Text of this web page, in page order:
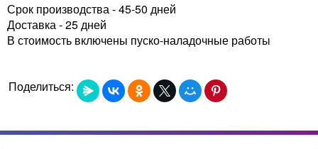
Срок производства - 45-50 дней
Доставка - 25 дней
В стоимость включены пуско-наладочные работы
Поделиться: